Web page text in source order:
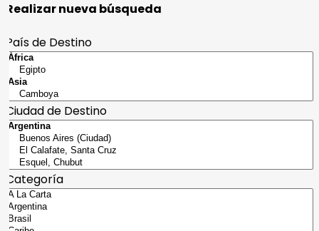
nueva búsqueda
de Destino
de Destino